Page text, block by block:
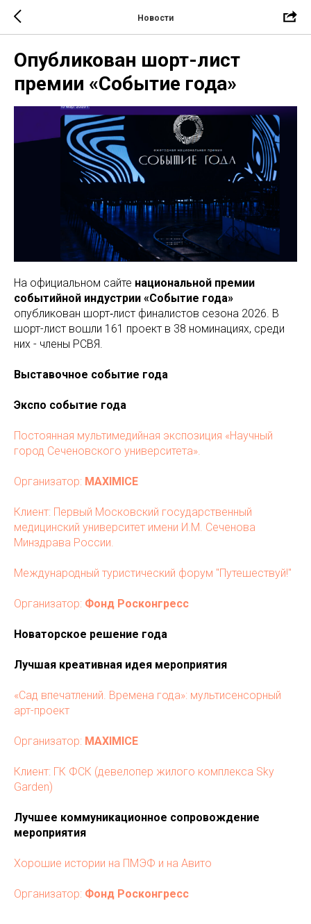
Новости
Опубликован шорт-лист
премии «Событие года»
На официальном сайте национальной премии
событийной индустрии «Событие года»
опубликован шорт‑лист финалистов сезона 2026. В
шорт-лист вошли 161 проект в 38 номинациях, среди
них - члены РСВЯ.
Выставочное событие года
Экспо событие года
Постоянная мультимедийная экспозиция «Научный
город Сеченовского университета».
Организатор: MAXIMICE
Клиент: Первый Московский государственный
медицинский университет имени И.М. Сеченова
Минздрава России.
Международный туристический форум "Путешествуй!"
Организатор: Фонд Росконгресс
Новаторское решение года
Лучшая креативная идея мероприятия
«Сад впечатлений. Времена года»: мультисенсорный
арт-проект
Организатор: MAXIMICE
Клиент: ГК ФСК (девелопер жилого комплекса Sky
Garden)
Лучшее коммуникационное сопровождение
мероприятия
Хорошие истории на ПМЭФ и на Авито
Организатор: Фонд Росконгресс